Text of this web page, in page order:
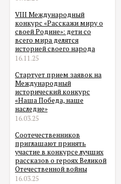
VIII Международный
конкурс «Расскажи миру о
своей Родине»: дети со
всего мира делятся
историей своего народа
16.11.25
Стартует прием заявок на
Международный
исторический конкурс
«Наша Победа, наше
наследие»
16.03.25
Соотечественников
приглашают принять
участие в конкурсе лучших
рассказов о героях Великой
Отечественной войны
16.03.25